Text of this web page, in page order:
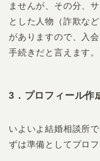
ませんが、その分、
とした人物（詐欺な
がありますので、入
手続きだと言えます。
3．プロフィール作
いよいよ結婚相談所
ずは準備としてプロ